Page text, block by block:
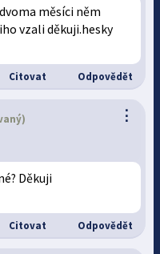
měsíci něm
vzali děkuji.hesky
Citovat Odpovědět
⋮
Děkuji
Citovat Odpovědět